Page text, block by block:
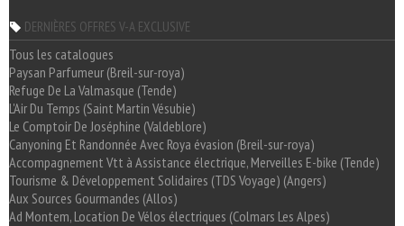
DERNIÈRES OFFRES V-A EXCLUSIVE
Tous les catalogues
Paysan Parfumeur (Breil-sur-roya)
Refuge De La Valmasque (Tende)
L'Air Du Temps (Saint Martin Vésubie)
Le Comptoir De Joséphine (Valdeblore)
Canyoning Et Randonnée Avec Roya évasion (Breil-sur-roya)
Accompagnement Vtt à Assistance électrique, Merveilles E-bike (Tende)
Tourisme & Développement Solidaires (TDS Voyage) (Angers)
Aux Sources Gourmandes (Allos)
Ad Montem, Location De Vélos électriques (Colmars Les Alpes)